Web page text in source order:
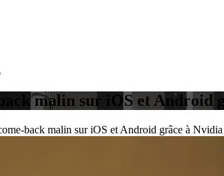
malin sur iOS et Android
back malin sur iOS et Android grâce à Nvidia